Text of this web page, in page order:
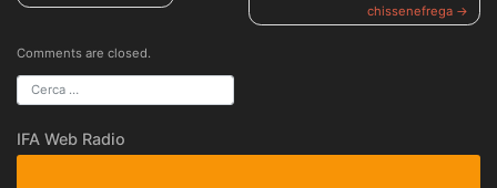
chissenefrega
Comments are closed.
IFA Web Radio